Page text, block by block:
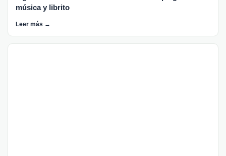
música y librito
Leer más →